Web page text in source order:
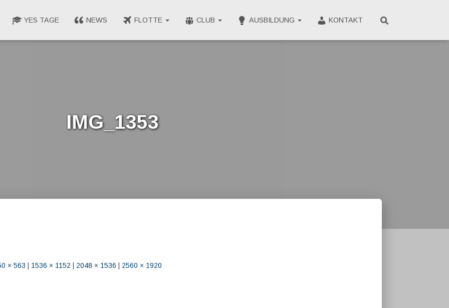
YES TAGE NEWS FLOTTE CLUB AUSBILDUNG KONTAKT
IMG_1353
× 563 1536 × 1152 2048 × 1536 2560 × 1920